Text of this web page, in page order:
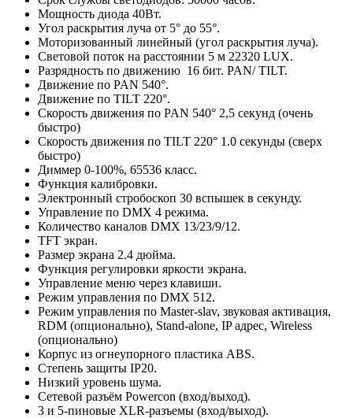
Мощность диода 40Вт.
Угол раскрытия луча от 5° до 55°.
Моторизованный линейный (угол раскрытия луча).
Световой поток на расстоянии 5 м 22320 LUX.
Разрядность по движению 16 бит. PAN/ TILT.
Движение по PAN 540°.
Движение по TILT 220°.
Скорость движения по PAN 540° 2,5 секунд (очень
быстро)
Скорость движения по TILT 220° 1.0 секунды (сверх
быстро)
Диммер 0-100%, 65536 класс.
Функция калибровки.
Электронный стробоскоп 30 вспышек в секунду.
Управление по DMX 4 режима.
Количество каналов DMX 13/23/9/12.
TFT экран.
Размер экрана 2.4 дюйма.
Функция регулировки яркости экрана.
Управление меню через клавиши.
Режим управления по DMX 512.
Режим управления по Master-slav, звуковая активация,
RDM (опционально), Stand-alone, IP адрес, Wireless
(опционально)
Корпус из огнеупорного пластика ABS.
Степень защиты IP20.
Низкий уровень шума.
Сетевой разъём Powercon (вход/выход).
3 и 5-пиновые XLR-разъемы (вход/выход).